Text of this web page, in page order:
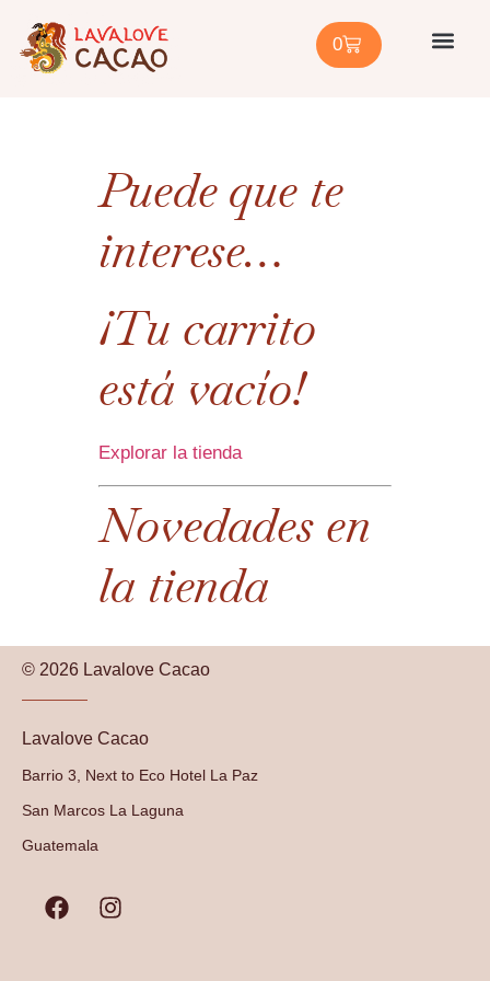
0
Puede que te
interese…
¡Tu carrito
está vacío!
Explorar la tienda
Novedades en
la tienda
© 2026 Lavalove Cacao
Lavalove Cacao
Barrio 3, Next to Eco Hotel La Paz
San Marcos La Laguna
Guatemala